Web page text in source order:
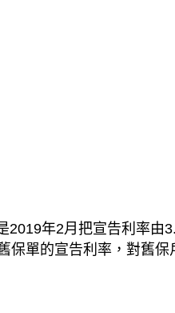
年2月把宣告利率
單的宣告利率，對舊